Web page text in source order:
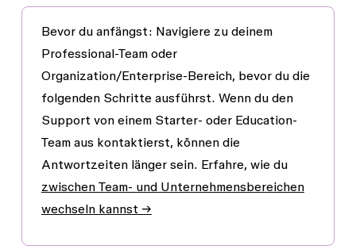
Bevor du anfängst: Navigiere zu deinem
Professional-Team oder
Organization/Enterprise-Bereich, bevor du die
folgenden Schritte ausführst. Wenn du den
Support von einem Starter- oder Education-
Team aus kontaktierst, können die
Antwortzeiten länger sein. Erfahre, wie du
zwischen Team- und Unternehmensbereichen
wechseln kannst →